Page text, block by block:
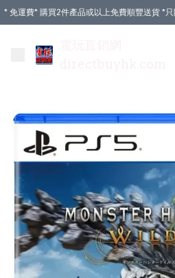
* 免運費* 購買2件產品或以上免費順豐送貨 *